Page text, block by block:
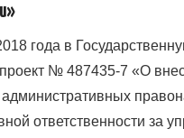
года в
№ 487435-7 «О
ответственности за